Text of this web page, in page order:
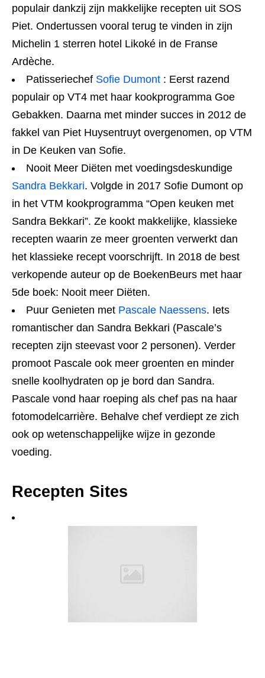
populair dankzij zijn makkelijke recepten uit SOS
Piet. Ondertussen vooral terug te vinden in zijn
Michelin 1 sterren hotel Likoké in de Franse
Ardèche.
Patisseriechef Sofie Dumont : Eerst razend
populair op VT4 met haar kookprogramma Goe
Gebakken. Daarna met minder succes in 2012 de
fakkel van Piet Huysentruyt overgenomen, op VTM
in De Keuken van Sofie.
Nooit Meer Diëten met voedingsdeskundige
Sandra Bekkari. Volgde in 2017 Sofie Dumont op
in het VTM kookprogramma “Open keuken met
Sandra Bekkari”. Ze kookt makkelijke, klassieke
recepten waarin ze meer groenten verwerkt dan
het klassieke recept voorschrijft. In 2018 de best
verkopende auteur op de BoekenBeurs met haar
5de boek: Nooit meer Diëten.
Puur Genieten met Pascale Naessens. Iets
romantischer dan Sandra Bekkari (Pascale’s
recepten zijn steevast voor 2 personen). Verder
promoot Pascale ook meer groenten en minder
snelle koolhydraten op je bord dan Sandra.
Pascale vond haar roeping als chef pas na haar
fotomodelcarrière. Behalve chef verdiept ze zich
ook op wetenschappelijke wijze in gezonde
voeding.
Recepten Sites